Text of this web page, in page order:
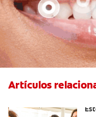
Artículos